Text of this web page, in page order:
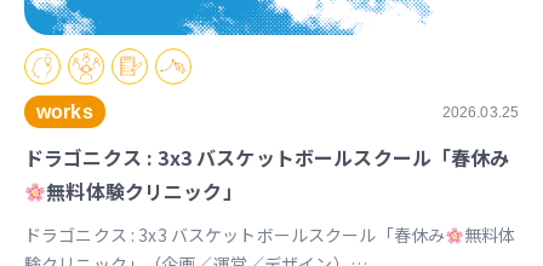
works 2026.03.25
ドラゴニクス : 3x3 バスケットボールスクール「春休み
無料体験クリニック」
ドラゴニクス : 3x3 バスケットボールスクール「春休み
無料体